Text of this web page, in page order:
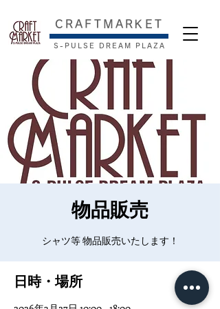
​CRAFTMARKET
S-PULSE DREAM PLAZA
物品販売
シャツ等 物品販売いたします！
日時・場所